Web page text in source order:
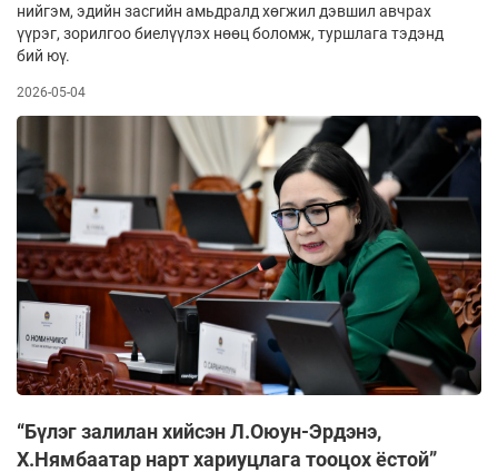
нийгэм, эдийн засгийн амьдралд хөгжил дэвшил авчрах
үүрэг, зорилгоо биелүүлэх нөөц боломж, туршлага тэдэнд
бий юү.
2026-05-04
“Бүлэг залилан хийсэн Л.Оюун-Эрдэнэ,
Х.Нямбаатар нарт хариуцлага тооцох ёстой”